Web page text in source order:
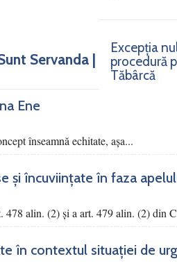
Servanda |
Excepția
procedură
Tăbârcă
Ene
înseamnă echitate, așa...
și încuviințate în faza
alin. (2) şi a art. 479 alin. (2) din
în contextul situației de